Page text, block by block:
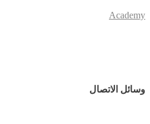
Academy
وسائل الاتصال